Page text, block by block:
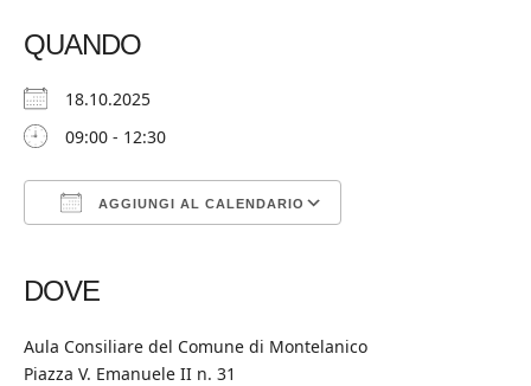
QUANDO
18.10.2025
09:00 - 12:30
AGGIUNGI AL CALENDARIO
DOVE
Aula Consiliare del Comune di Montelanico
Piazza V. Emanuele II n. 31